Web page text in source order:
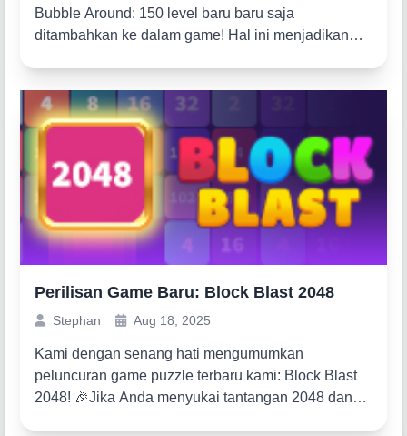
Bubble Around: 150 level baru baru saja
ditambahkan ke dalam game! Hal ini menjadikan
Perilisan Game Baru: Block Blast 2048
Stephan Aug 18, 2025
Kami dengan senang hati mengumumkan
peluncuran game puzzle terbaru kami: Block Blast
2048! 🎉Jika Anda menyukai tantangan 2048 dan